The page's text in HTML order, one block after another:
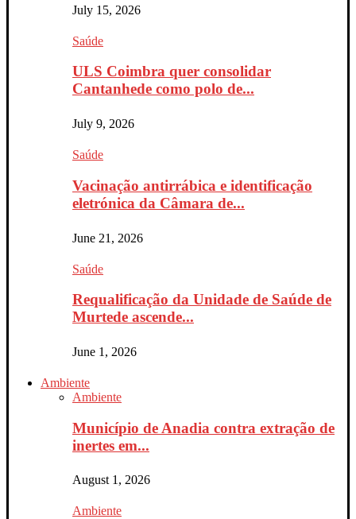
July 15, 2026
Saúde
ULS Coimbra quer consolidar
Cantanhede como polo de...
July 9, 2026
Saúde
Vacinação antirrábica e identificação
eletrónica da Câmara de...
June 21, 2026
Saúde
Requalificação da Unidade de Saúde de
Murtede ascende...
June 1, 2026
Ambiente
Ambiente
Município de Anadia contra extração de
inertes em...
August 1, 2026
Ambiente